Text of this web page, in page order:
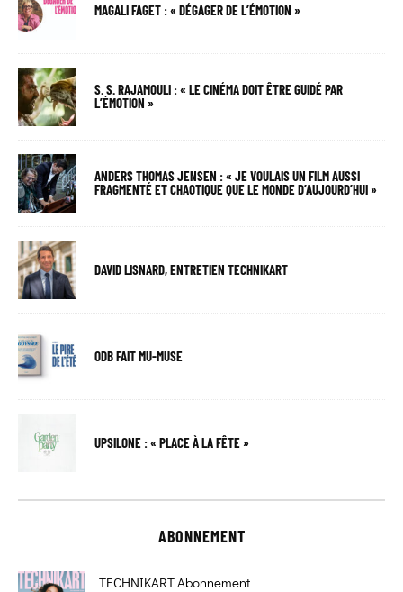
MAGALI FAGET : « DÉGAGER DE L’ÉMOTION »
S. S. RAJAMOULI : « LE CINÉMA DOIT ÊTRE GUIDÉ PAR
L’ÉMOTION »
ANDERS THOMAS JENSEN : « JE VOULAIS UN FILM AUSSI
FRAGMENTÉ ET CHAOTIQUE QUE LE MONDE D’AUJOURD’HUI »
DAVID LISNARD, ENTRETIEN TECHNIKART
ODB FAIT MU-MUSE
UPSILONE : « PLACE À LA FÊTE »
ABONNEMENT
TECHNIKART Abonnement